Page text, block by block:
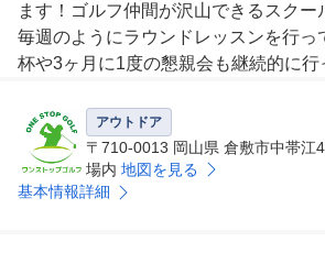
ます！ゴルフ仲間が沢山できるスクー
毎週のようにラウンドレッスンを行っ
杯や3ヶ月に1度の懇親会も継続的に行
ことをご理解いただき、当スクールで
つくっていただければと思います！！
■費用を最小限に抑えながら、スキル
アウトドア
〒710-0013 岡山県 倉敷市中帯
場内 地図を見る
基本情報詳細